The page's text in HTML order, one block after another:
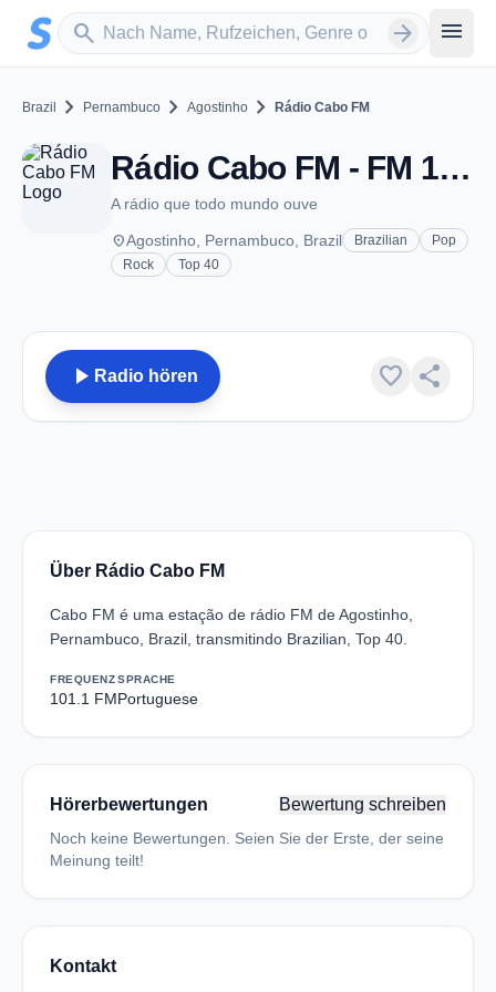
Zum Hauptinhalt springen
search
Sender suchen arrow_forward menu
Brazil chevron_right Pernambuco chevron_right Agostinho chevron_right Rádio Cabo FM
Rádio Cabo FM - FM 101.1 - Agostinho
A rádio que todo mundo ouve
placeAgostinho, Pernambuco, Brazil Brazilian
Pop
Rock
Top 40
play_arrow Radio hören favorite share
Über Rádio Cabo FM
Cabo FM é uma estação de rádio FM de Agostinho,
Pernambuco, Brazil, transmitindo Brazilian, Top 40.
FREQUENZ
101.1 FM
SPRACHE
Portuguese
Hörerbewertungen Bewertung schreiben
Noch keine Bewertungen. Seien Sie der Erste, der seine
Meinung teilt!
Kontakt